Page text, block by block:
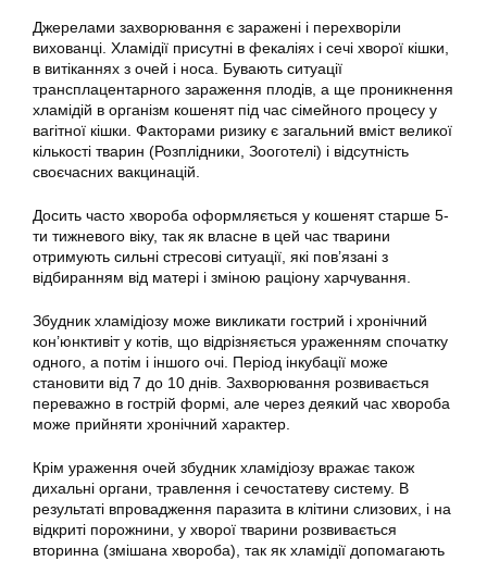
Джерелами захворювання є заражені і перехворіли
вихованці. Хламідії присутні в фекаліях і сечі хворої кішки,
в витіканнях з очей і носа. Бувають ситуації
трансплацентарного зараження плодів, а ще проникнення
хламідій в організм кошенят під час сімейного процесу у
вагітної кішки. Факторами ризику є загальний вміст великої
кількості тварин (Розплідники, Зооготелі) і відсутність
своєчасних вакцинацій.
Досить часто хвороба оформляється у кошенят старше 5-
ти тижневого віку, так як власне в цей час тварини
отримують сильні стресові ситуації, які пов’язані з
відбиранням від матері і зміною раціону харчування.
Збудник хламідіозу може викликати гострий і хронічний
кон’юнктивіт у котів, що відрізняється ураженням спочатку
одного, а потім і іншого очі. Період інкубації може
становити від 7 до 10 днів. Захворювання розвивається
переважно в гострій формі, але через деякий час хвороба
може прийняти хронічний характер.
Крім ураження очей збудник хламідіозу вражає також
дихальні органи, травлення і сечостатеву систему. В
результаті впровадження паразита в клітини слизових, і на
відкриті порожнини, у хворої тварини розвивається
вторинна (змішана хвороба), так як хламідії допомагають